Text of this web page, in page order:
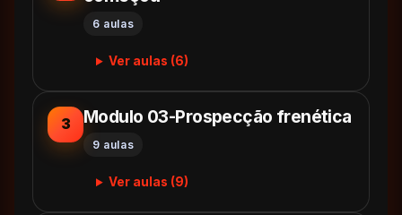
6 aulas
Ver aulas (6)
3 Modulo 03-Prospecção frenética
9 aulas
Ver aulas (9)